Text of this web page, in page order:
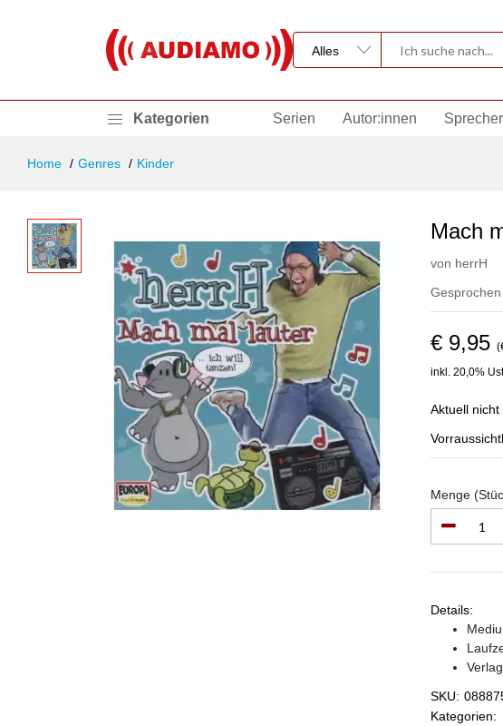
Kategorien Serien Autor:innen
Home Genres Kinder
Mach
von herrH
€ 9,95
inkl. 20,0% Ust
Aktuell nicht
Menge
Details:
SKU:
Kategorien: